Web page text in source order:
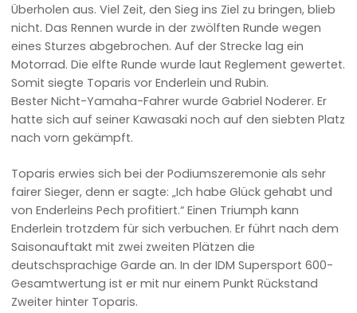
Überholen aus. Viel Zeit, den Sieg ins Ziel zu bringen, blieb
nicht. Das Rennen wurde in der zwölften Runde wegen
eines Sturzes abgebrochen. Auf der Strecke lag ein
Motorrad. Die elfte Runde wurde laut Reglement gewertet.
Somit siegte Toparis vor Enderlein und Rubin.
Bester Nicht-Yamaha-Fahrer wurde Gabriel Noderer. Er
hatte sich auf seiner Kawasaki noch auf den siebten Platz
nach vorn gekämpft.
Toparis erwies sich bei der Podiumszeremonie als sehr
fairer Sieger, denn er sagte: „Ich habe Glück gehabt und
von Enderleins Pech profitiert.“ Einen Triumph kann
Enderlein trotzdem für sich verbuchen. Er führt nach dem
Saisonauftakt mit zwei zweiten Plätzen die
deutschsprachige Garde an. In der IDM Supersport 600-
Gesamtwertung ist er mit nur einem Punkt Rückstand
Zweiter hinter Toparis.